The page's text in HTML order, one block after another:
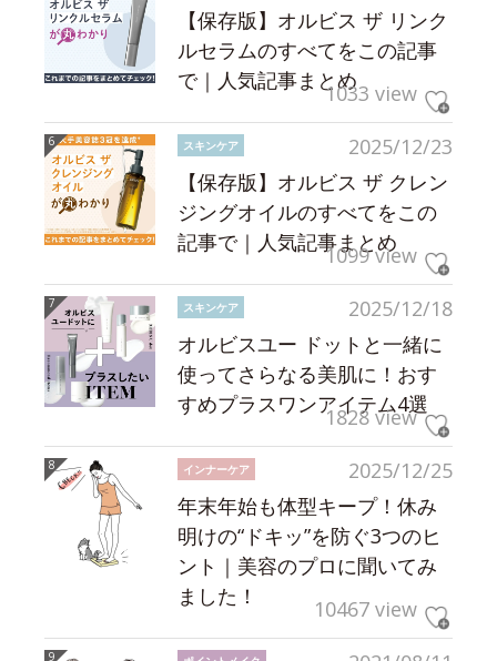
【保存版】オルビス ザ リンク
ルセラムのすべてをこの記事
で｜人気記事まとめ1033 view
2025/12/23
スキンケア
【保存版】オルビス ザ クレン
ジングオイルのすべてをこの
記事で｜人気記事まとめ
1099 view
2025/12/18
スキンケア
オルビスユー ドットと一緒に
使ってさらなる美肌に！おす
すめプラスワンアイテム4選
1828 view
2025/12/25
インナーケア
年末年始も体型キープ！休み
明けの“ドキッ”を防ぐ3つのヒ
ント｜美容のプロに聞いてみ
ました！
10467 view